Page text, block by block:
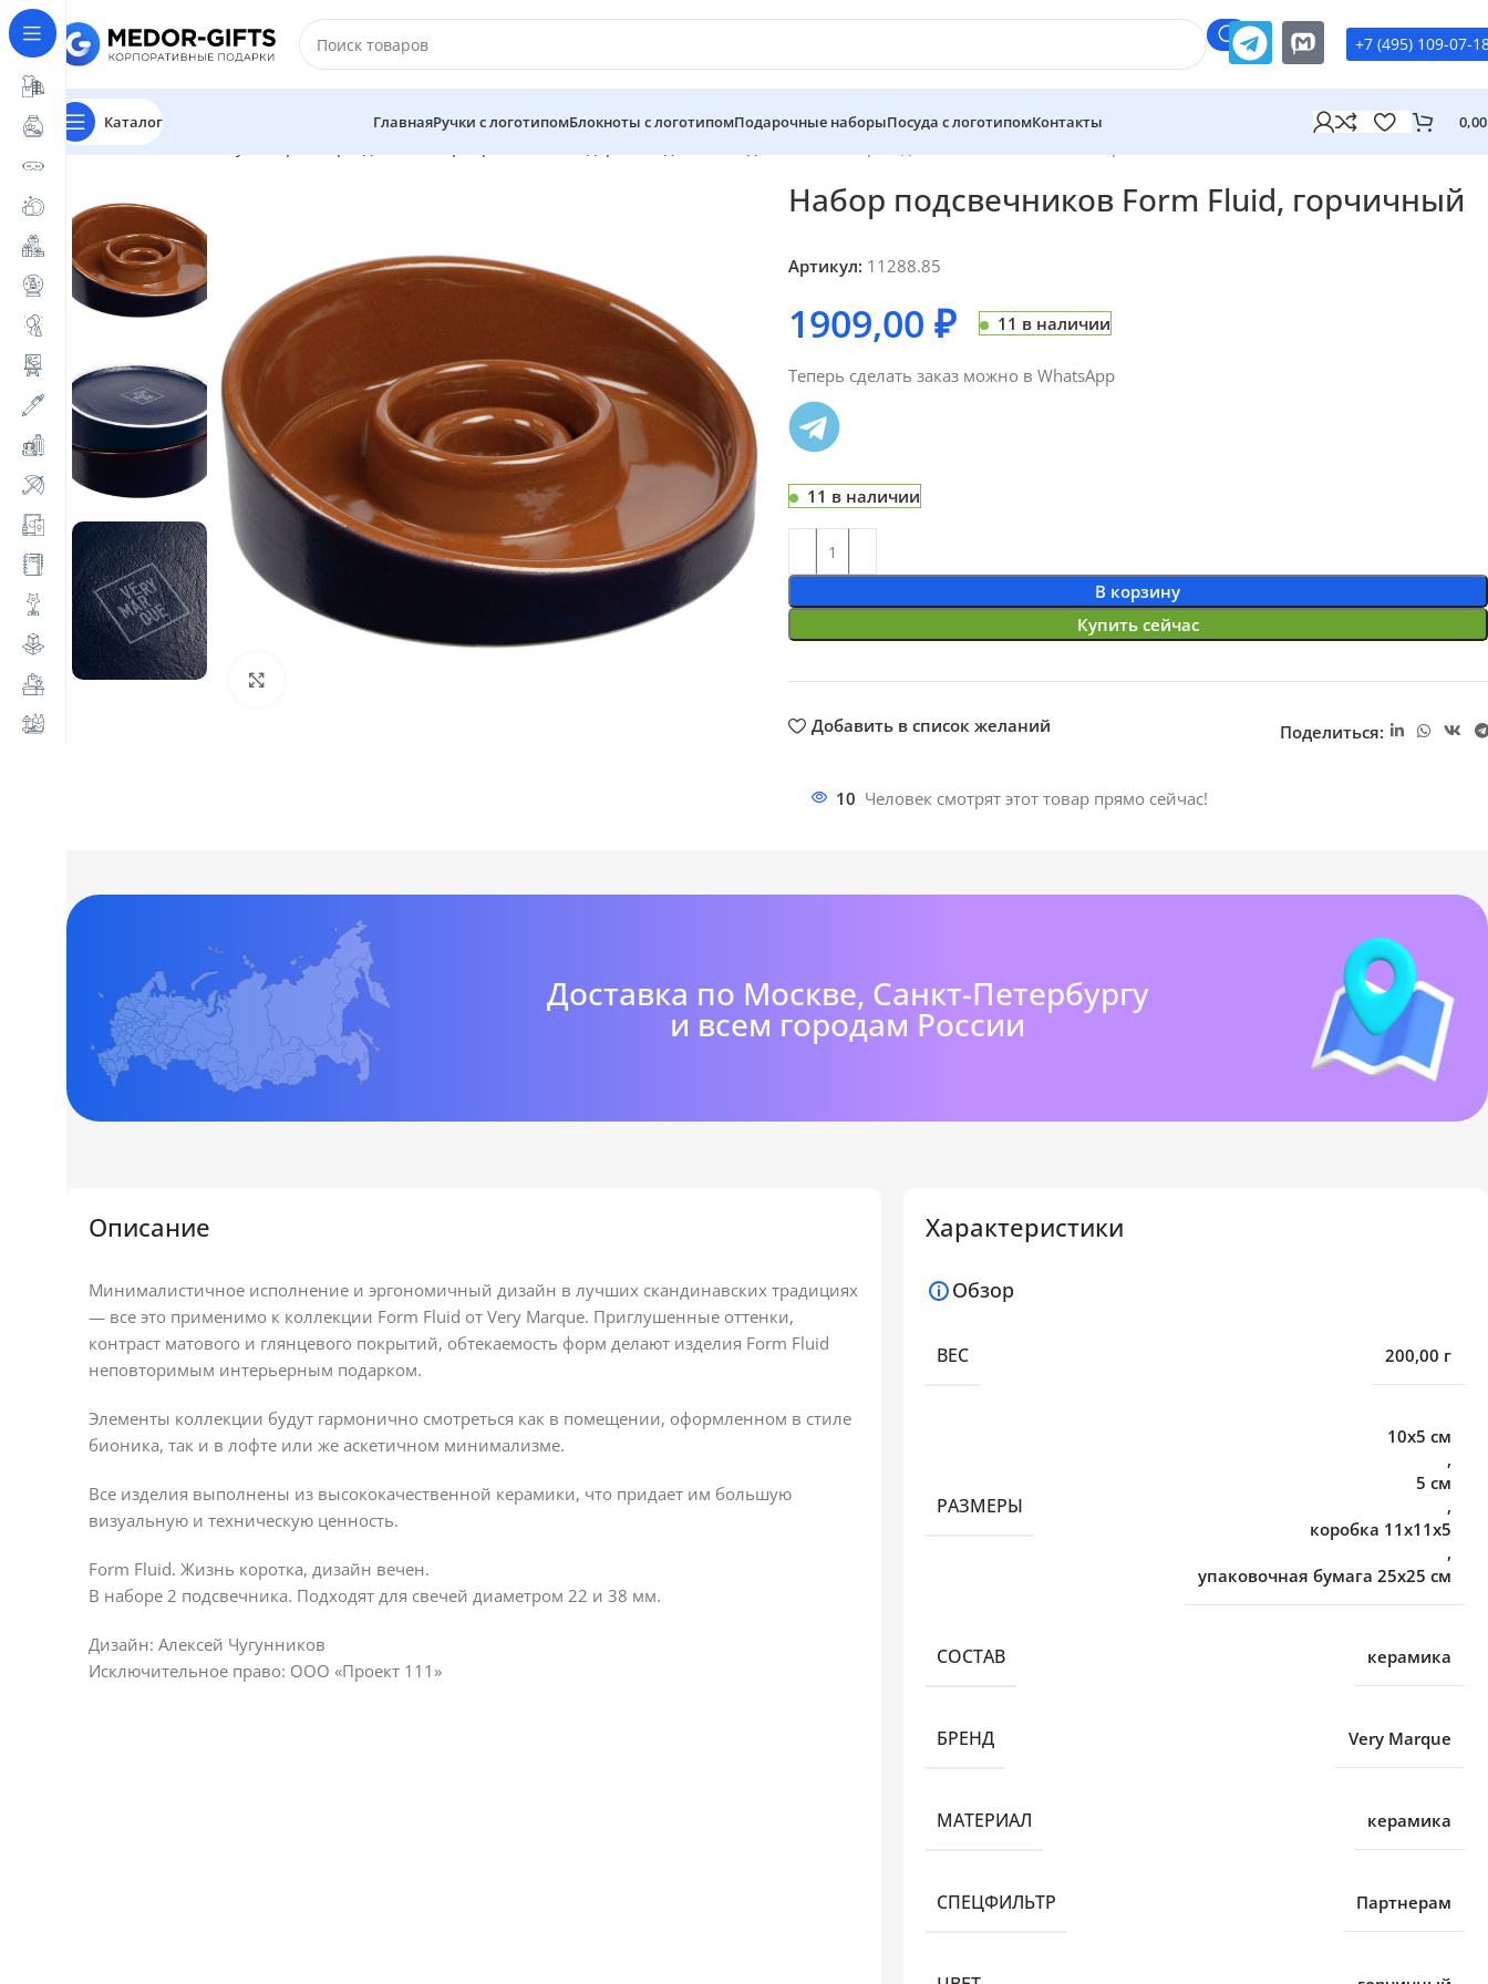
+7 (495) 109-07-
Каталог ГлавнаяРучки с логотипомБлокноты с логотипомПодарочные наборыПосуда с логотипомКонтакты
Главная Магазин
Набор подсвечников Form Fluid, горчичный
Артикул: 11288.85
1909,00 ₽ 11 в наличии
Теперь сделать заказ можно в WhatsApp
11 в наличии
В корзину
Купить сейчас
Добавить в список желаний Поделиться:
10 Человек смотрят этот товар прямо сейчас!
Доставка по Москве, Санкт-Петербургу
и всем городам России
Описание
Минималистичное исполнение и эргономичный дизайн в лучших скандинавских традициях
— все это применимо к коллекции Form Fluid от Very Marque. Приглушенные оттенки,
контраст матового и глянцевого покрытий, обтекаемость форм делают изделия Form Fluid
неповторимым интерьерным подарком.
Элементы коллекции будут гармонично смотреться как в помещении, оформленном в стиле
бионика, так и в лофте или же аскетичном минимализме.
Все изделия выполнены из высококачественной керамики, что придает им большую
визуальную и техническую ценность.
Form Fluid. Жизнь коротка, дизайн вечен.
В наборе 2 подсвечника. Подходят для свечей диаметром 22 и 38 мм.
Дизайн: Алексей Чугунников
Исключительное право: ООО «Проект 111»
Характеристики
Обзор
ВЕС 200,00 г
РАЗМЕРЫ
10х5 см
,
5 см
,
коробка 11х11х5
,
упаковочная бумага 25х25 см
СОСТАВ керамика
БРЕНД Very Marque
МАТЕРИАЛ керамика
СПЕЦФИЛЬТР Партнерам